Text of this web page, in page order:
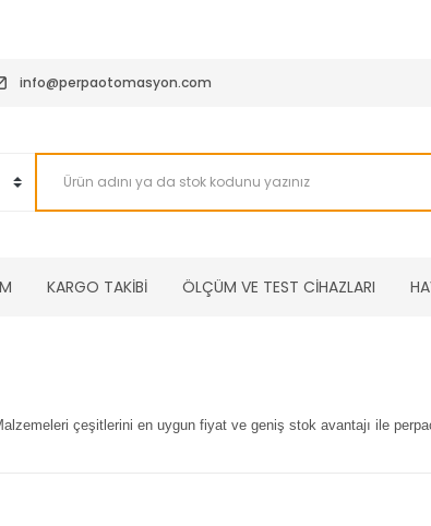
info@perpaotomasyon.com
KARGO TAKİBİ ÖLÇÜM VE TEST CİHAZLARI
çeşitlerini en uygun fiyat ve geniş stok avantajı ile